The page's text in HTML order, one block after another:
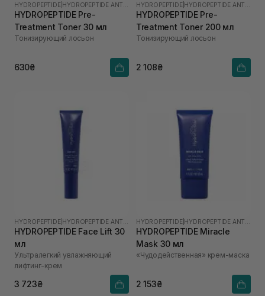
HYDROPEPTIDE
HYDROPEPTIDE Pre-
Treatment Toner 30 мл
Тонизирующий лосьон
630₴
HYDROPEPTIDE
HYDROPEPTIDE Pre-
Treatment Toner 200 мл
Тонизирующий лосьон
2 108₴
HYDROPEPTIDE
HYDROPEPTIDE Face Lift 30
мл
Ультралегкий увлажняющий
лифтинг-крем
3 723₴
HYDROPEPTIDE
HYDROPEPTIDE Miracle
Mask 30 мл
«Чудодейственная» крем-маска
2 153₴